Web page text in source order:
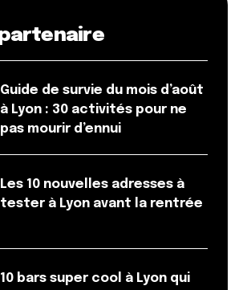
Guide de survie du mois d’août
à Lyon : 30 activités pour ne
pas mourir d’ennui
Les 10 nouvelles adresses à
tester à Lyon avant la rentrée
10 bars super cool à Lyon qui